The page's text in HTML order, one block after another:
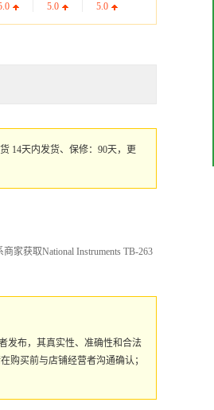
5.0
5.0
14天内发货、保修：90天，更
家获取National Instruments TB-263
发布，其真实性、准确性和合法
购买前与店铺经营者沟通确认；